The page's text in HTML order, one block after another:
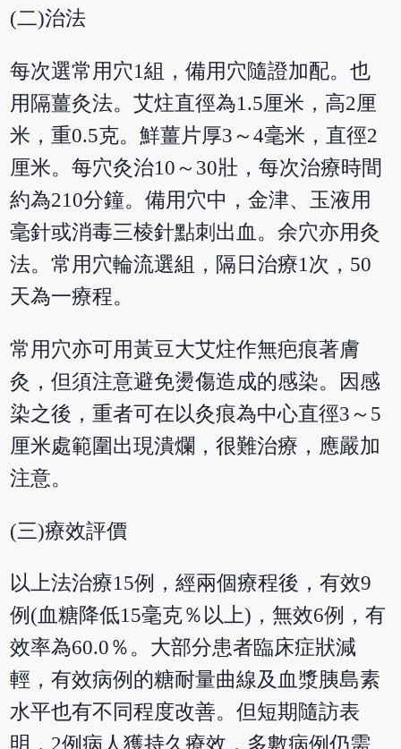
(二)治法
每次選常用穴1組，備用穴隨證加配。也
用隔薑灸法。艾炷直徑為1.5厘米，高2厘
米，重0.5克。鮮薑片厚3～4毫米，直徑2
厘米。每穴灸治10～30壯，每次治療時間
約為210分鐘。備用穴中，金津、玉液用
毫針或消毒三棱針點刺出血。余穴亦用灸
法。常用穴輪流選組，隔日治療1次，50
天為一療程。
常用穴亦可用黃豆大艾炷作無疤痕著膚
灸，但須注意避免燙傷造成的感染。因感
染之後，重者可在以灸痕為中心直徑3～5
厘米處範圍出現潰爛，很難治療，應嚴加
注意。
(三)療效評價
以上法治療15例，經兩個療程後，有效9
例(血糖降低15毫克％以上)，無效6例，有
效率為60.0％。大部分患者臨床症狀減
輕，有效病例的糖耐量曲線及血漿胰島素
水平也有不同程度改善。但短期隨訪表
明，2例病人獲持久療效，多數病例仍需